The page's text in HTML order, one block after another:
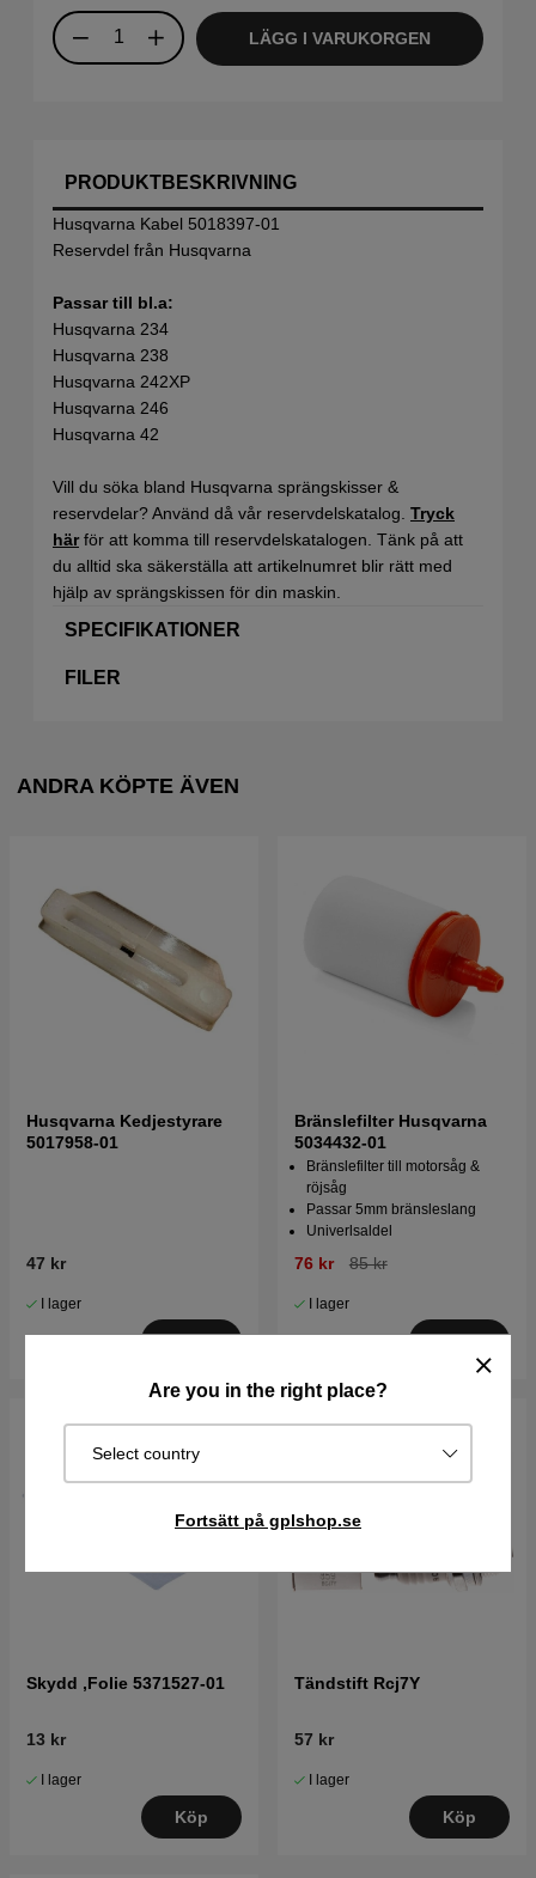
Are you in the right place?
Select country
Fortsätt på gplshop.se
LÄGG I VARUKORGEN
PRODUKTBESKRIVNING
Husqvarna Kabel 5018397-01
Reservdel från Husqvarna
Passar till bl.a:
Husqvarna 234
Husqvarna 238
Husqvarna 242XP
Husqvarna 246
Husqvarna 42
Vill du söka bland Husqvarna sprängskisser &
reservdelar? Använd då vår reservdelskatalog. Tryck
härför att komma till reservdelskatalogen. Tänk på att
du alltid ska säkerställa att artikelnumret blir rätt med
hjälp av sprängskissen för din maskin.
SPECIFIKATIONER
FILER
ANDRA KÖPTE ÄVEN
Husqvarna Kedjestyrare
5017958-01
47 kr
I lager
Köp
Bränslefilter Husqvarna
5034432-01
Bränslefilter till motorsåg &
röjsåg
Passar 5mm bränsleslang
Univerlsaldel
76 kr 85 kr
I lager
Köp
Skydd ,Folie 5371527-01
13 kr
I lager
Köp
Tändstift Rcj7Y
57 kr
I lager
Köp